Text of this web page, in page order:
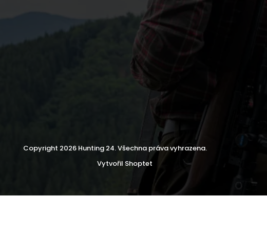
Vytvořil Shoptet
Copyright 2026 Hunting 24. Všechna práva vyhrazena.